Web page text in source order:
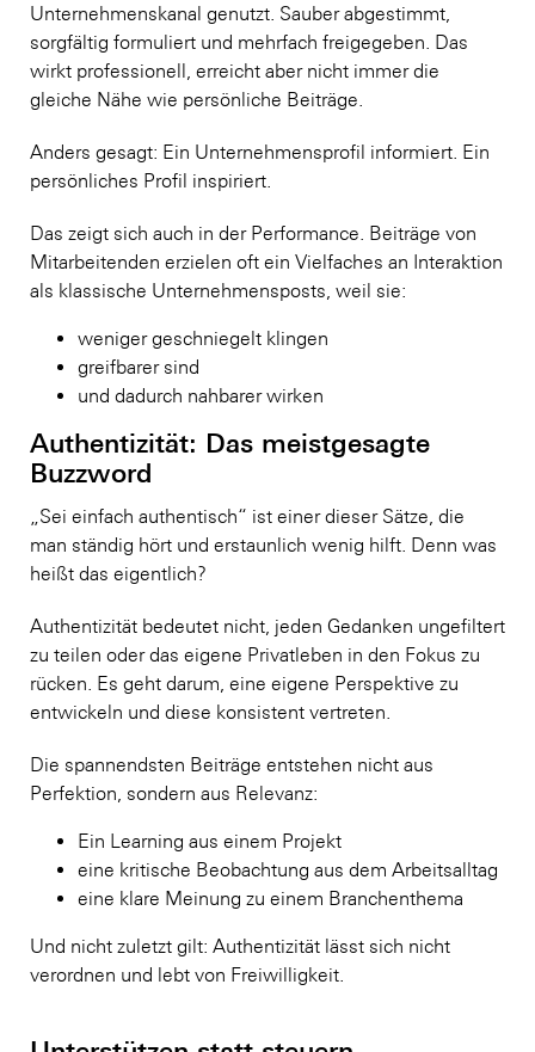
Unternehmenskanal genutzt. Sauber abgestimmt,
sorgfältig formuliert und mehrfach freigegeben. Das
wirkt professionell, erreicht aber nicht immer die
gleiche Nähe wie persönliche Beiträge.
Anders gesagt: Ein Unternehmensprofil informiert. Ein
persönliches Profil inspiriert.
Das zeigt sich auch in der Performance. Beiträge von
Mitarbeitenden erzielen oft ein Vielfaches an Interaktion
als klassische Unternehmensposts, weil sie:
weniger geschniegelt klingen
greifbarer sind
und dadurch nahbarer wirken
Authentizität: Das meistgesagte
Buzzword
„Sei einfach authentisch“ ist einer dieser Sätze, die
man ständig hört und erstaunlich wenig hilft. Denn was
heißt das eigentlich?
Authentizität bedeutet nicht, jeden Gedanken ungefiltert
zu teilen oder das eigene Privatleben in den Fokus zu
rücken. Es geht darum, eine eigene Perspektive zu
entwickeln und diese konsistent vertreten.
Die spannendsten Beiträge entstehen nicht aus
Perfektion, sondern aus Relevanz:
Ein Learning aus einem Projekt
eine kritische Beobachtung aus dem Arbeitsalltag
eine klare Meinung zu einem Branchenthema
Und nicht zuletzt gilt: Authentizität lässt sich nicht
verordnen und lebt von Freiwilligkeit.